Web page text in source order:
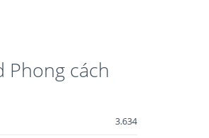
Phong cách
3.634